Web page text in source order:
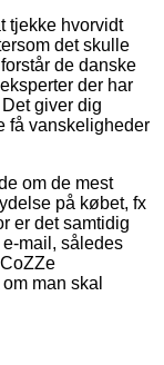
tjekke hvorvidt
det skulle
de danske
der har
giver dig
få vanskeligheder
om de mest
på købet, fx
er det samtidig
mail, således
man skal